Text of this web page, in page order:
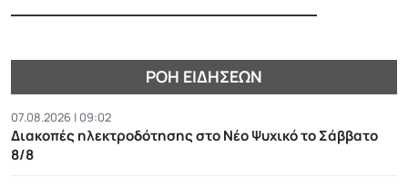
ΡΟΉ ΕΙΔΉΣΕΩΝ
07.08.2026 | 09:02
Διακοπές ηλεκτροδότησης στο Νέο Ψυχικό το Σάββατο
8/8